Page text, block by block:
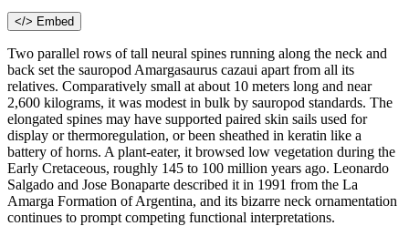
</> Embed
Two parallel rows of tall neural spines running along the neck and
back set the sauropod Amargasaurus cazaui apart from all its
relatives. Comparatively small at about 10 meters long and near
2,600 kilograms, it was modest in bulk by sauropod standards. The
elongated spines may have supported paired skin sails used for
display or thermoregulation, or been sheathed in keratin like a
battery of horns. A plant-eater, it browsed low vegetation during the
Early Cretaceous, roughly 145 to 100 million years ago. Leonardo
Salgado and Jose Bonaparte described it in 1991 from the La
Amarga Formation of Argentina, and its bizarre neck ornamentation
continues to prompt competing functional interpretations.